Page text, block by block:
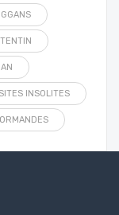
INSOLITES